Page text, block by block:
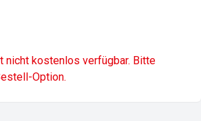
nicht kostenlos verfügbar. Bitte
Option.